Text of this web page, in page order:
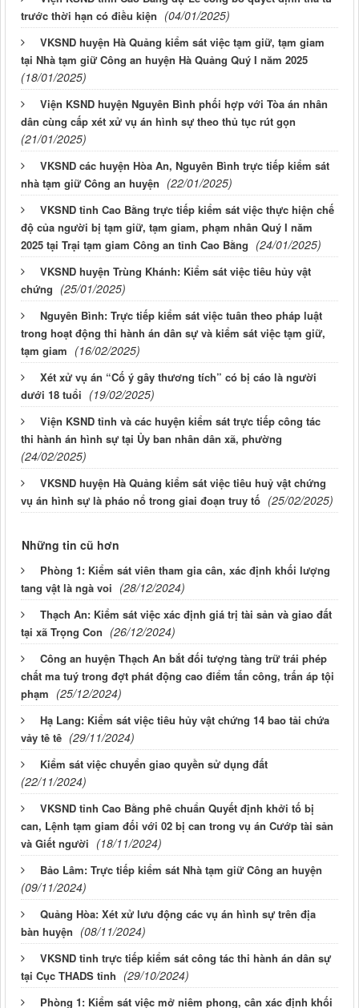
trước thời hạn có điều kiện (04/01/2025)
VKSND huyện Hà Quảng kiểm sát việc tạm giữ, tạm giam
tại Nhà tạm giữ Công an huyện Hà Quảng Quý I năm 2025
(18/01/2025)
Viện KSND huyện Nguyên Bình phối hợp với Tòa án nhân
dân cùng cấp xét xử vụ án hình sự theo thủ tục rút gọn
(21/01/2025)
VKSND các huyện Hòa An, Nguyên Bình trực tiếp kiểm sát
nhà tạm giữ Công an huyện (22/01/2025)
VKSND tỉnh Cao Bằng trực tiếp kiểm sát việc thực hiện chế
độ của người bị tạm giữ, tạm giam, phạm nhân Quý I năm
2025 tại Trại tạm giam Công an tỉnh Cao Bằng (24/01/2025)
VKSND huyện Trùng Khánh: Kiểm sát việc tiêu hủy vật
chứng (25/01/2025)
Nguyên Bình: Trực tiếp kiểm sát việc tuân theo pháp luật
trong hoạt động thi hành án dân sự và kiểm sát việc tạm giữ,
tạm giam (16/02/2025)
Xét xử vụ án “Cố ý gây thương tích” có bị cáo là người
dưới 18 tuổi (19/02/2025)
Viện KSND tỉnh và các huyện kiểm sát trực tiếp công tác
thi hành án hình sự tại Ủy ban nhân dân xã, phường
(24/02/2025)
VKSND huyện Hà Quảng kiểm sát việc tiêu huỷ vật chứng
vụ án hình sự là pháo nổ trong giai đoạn truy tố (25/02/2025)
Những tin cũ hơn
Phòng 1: Kiểm sát viên tham gia cân, xác định khối lượng
tang vật là ngà voi (28/12/2024)
Thạch An: Kiểm sát việc xác định giá trị tài sản và giao đất
tại xã Trọng Con (26/12/2024)
Công an huyện Thạch An bắt đối tượng tàng trữ trái phép
chất ma tuý trong đợt phát động cao điểm tấn công, trấn áp tội
phạm (25/12/2024)
Hạ Lang: Kiểm sát việc tiêu hủy vật chứng 14 bao tải chứa
vảy tê tê (29/11/2024)
Kiểm sát việc chuyển giao quyền sử dụng đất
(22/11/2024)
VKSND tỉnh Cao Bằng phê chuẩn Quyết định khởi tố bị
can, Lệnh tạm giam đối với 02 bị can trong vụ án Cướp tài sản
và Giết người (18/11/2024)
Bảo Lâm: Trực tiếp kiểm sát Nhà tạm giữ Công an huyện
(09/11/2024)
Quảng Hòa: Xét xử lưu động các vụ án hình sự trên địa
bàn huyện (08/11/2024)
VKSND tỉnh trực tiếp kiểm sát công tác thi hành án dân sự
tại Cục THADS tỉnh (29/10/2024)
Phòng 1: Kiểm sát việc mở niêm phong, cân xác định khối